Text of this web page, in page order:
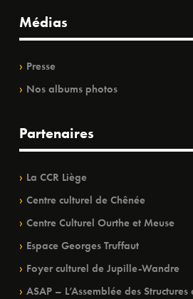
Médias
Presse
Nos albums photos
Partenaires
La CCR Liège
Centre culturel de Chênée
Centre Culturel Ourthe et Meuse
Espace Georges Truffaut
Foyer culturel de Jupille-Wandre
ASAP – L’Assemblée des